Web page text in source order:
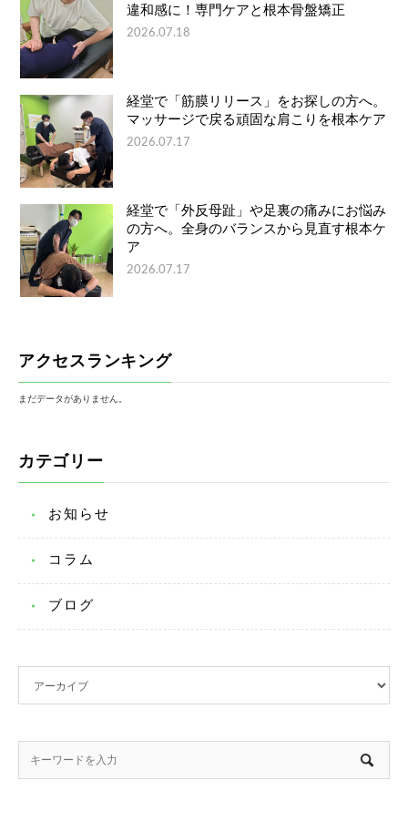
違和感に！専門ケアと根本骨盤矯正
2026.07.18
経堂で「筋膜リリース」をお探しの方へ。
マッサージで戻る頑固な肩こりを根本ケア
2026.07.17
経堂で「外反母趾」や足裏の痛みにお悩み
の方へ。全身のバランスから見直す根本ケ
ア
2026.07.17
アクセスランキング
まだデータがありません。
カテゴリー
お知らせ
コラム
ブログ